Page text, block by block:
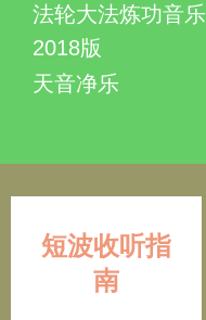
法轮大法炼功音乐
2018版
天音净乐
短波收听指
南